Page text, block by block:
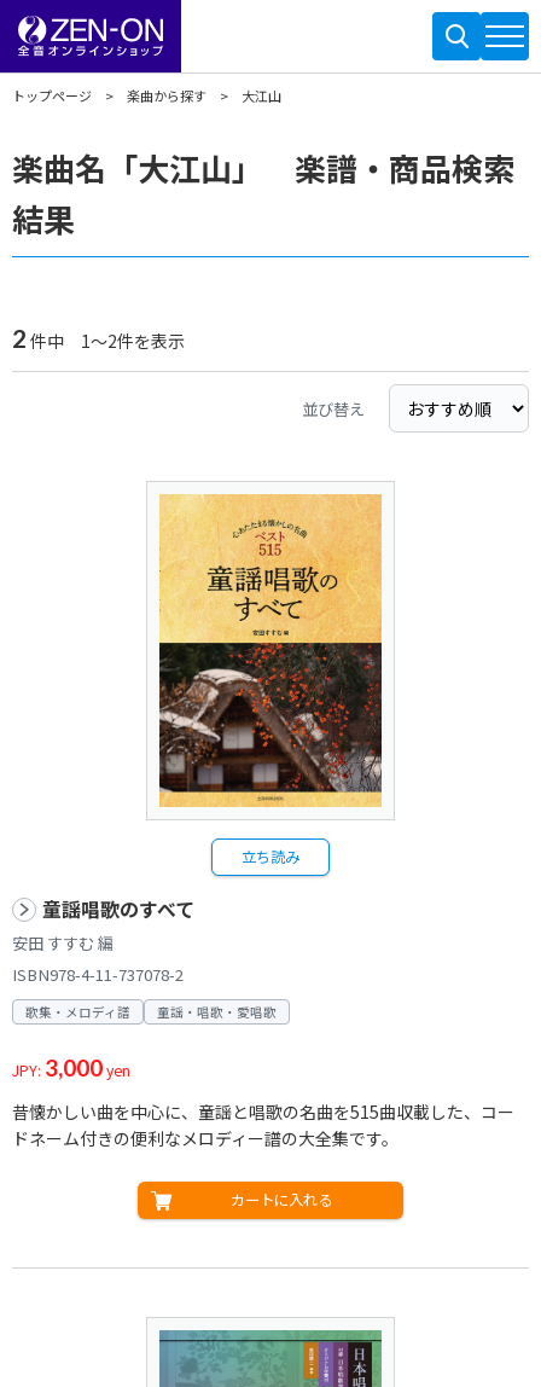
トップページ 楽曲から探す 大江山
楽曲名「大江山」 楽譜・商品検索
結果
2 件中 1～2件を表示
並び替え
立ち読み
童謡唱歌のすべて
安田 すすむ 編
ISBN978-4-11-737078-2
歌集・メロディ譜 童謡・唱歌・愛唱歌
JPY: 3,000yen
昔懐かしい曲を中心に、童謡と唱歌の名曲を515曲収載した、コー
ドネーム付きの便利なメロディー譜の大全集です。
カートに入れる